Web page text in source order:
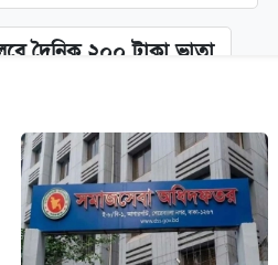
দৈনিক ২০০ টাকা ভাতা
অভিযোগে দুইজন আটক
দাম